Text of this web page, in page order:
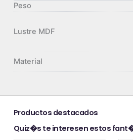
Peso
Lustre MDF
Material
Productos destacados
Quiz�s te interesen estos